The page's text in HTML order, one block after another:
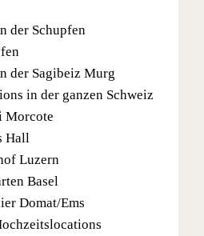
der Schupfen
der Sagibeiz Murg
in der ganzen Schweiz
Morcote
Hall
Luzern
Basel
Domat/Ems